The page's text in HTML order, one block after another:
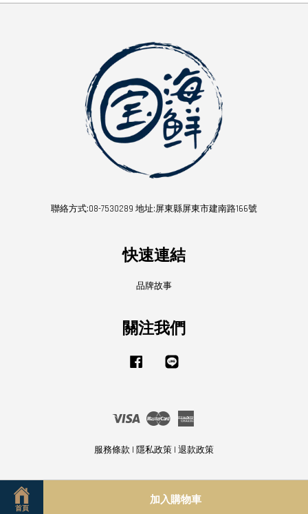
首頁
加入購物車
聯絡方式:08-7530289 地址:屏東縣屏東市建南路166號
快速連結
品牌故事
關注我們
Facebook
Visa Master
服務條款 | 隱私政策 | 退款政策